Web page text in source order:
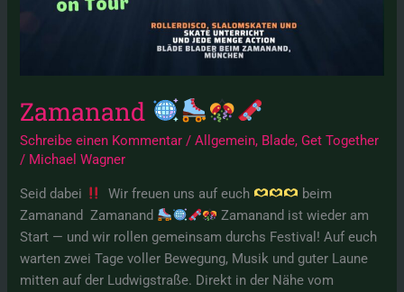
Zamanand
Schreibe einen Kommentar /Allgemein, Blade, Get Together
/ Michael Wagner
Seid dabei Wir freuen uns auf euch
beim
Zamanand Zamanand
Zamanand ist wieder am
Start — und wir rollen gemeinsam durchs Festival! Auf euch
warten zwei Tage voller Bewegung, Musik und guter Laune
mitten auf der Ludwigstraße. Direkt in der Nähe vom